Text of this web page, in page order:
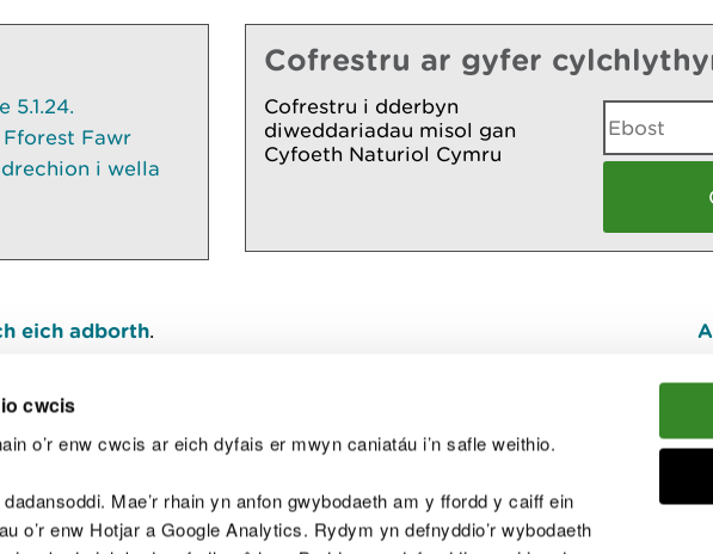
cwcis
o’r enw cwcis ar eich dyfais er mwyn caniatáu i’n safle weithio.
Mae’r rhain yn anfon gwybodaeth am y ffordd y caiff ein
o’r enw Hotjar a Google Analytics. Rydym yn defnyddio’r wybodaeth
Fawr
i wella
Cofrestru ar gyfer
Cofrestru i dderbyn
diweddariadau misol gan
Cyfoeth Naturiol Cymru
eich adborth.